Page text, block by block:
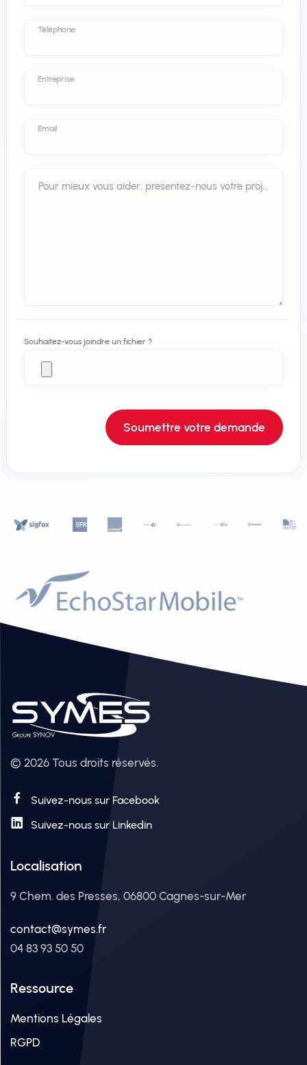
Téléphone
Entreprise
Email
Pour mieux vous aider, presentez-nous votre projet
Souhaitez-vous joindre un fichier ?
Soumettre votre demande
© 2026 Tous droits réservés.
Suivez-nous sur Facebook
Suivez-nous sur Linkedin
Localisation
9 Chem. des Presses, 06800 Cagnes-sur-Mer
contact@symes.fr
04 83 93 50 50
Ressource
Mentions Légales
RGPD